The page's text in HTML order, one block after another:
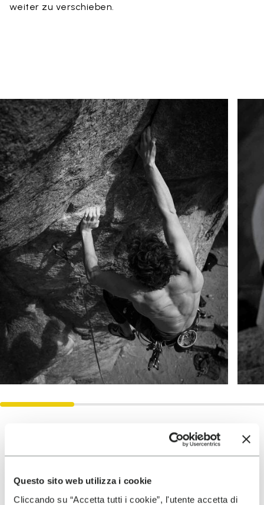
Questo sito web utilizza i cookie
Cliccando su “Accetta tutti i cookie”, l'utente accetta di
weiter zu verschieben.
Erreichte Ziele
2025